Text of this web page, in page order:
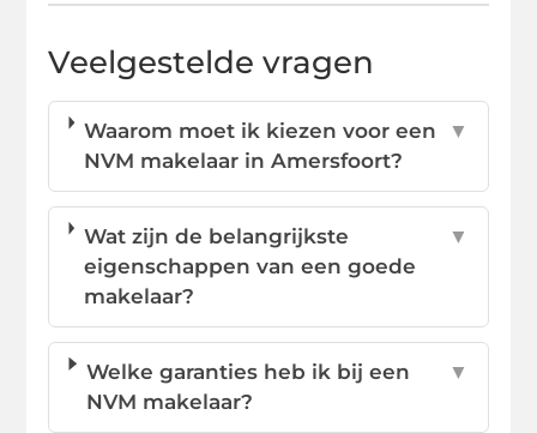
Veelgestelde vragen
Waarom moet ik kiezen voor een
NVM makelaar in Amersfoort?
▼
Wat zijn de belangrijkste
eigenschappen van een goede
makelaar?
▼
Welke garanties heb ik bij een
NVM makelaar?
▼